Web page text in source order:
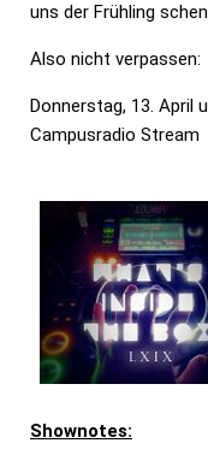
uns der Frühling
Also nicht verpassen:
Donnerstag, 13. April
Campusradio Stream
Shownotes: